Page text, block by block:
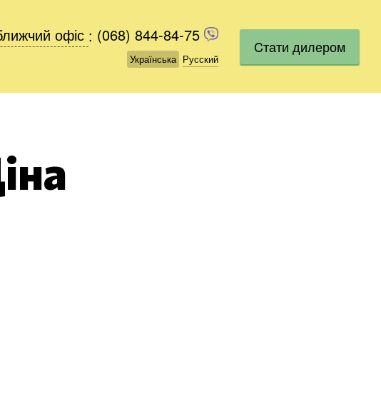
офіс (068) 844-84-75
Українська Русский
офіс : (068) 844-84-75
Українська Русский
Cтати дилером